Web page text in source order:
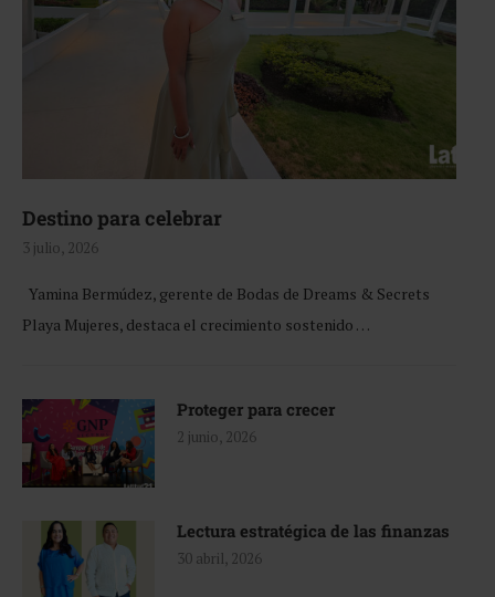
Destino para celebrar
3 julio, 2026
Yamina Bermúdez, gerente de Bodas de Dreams & Secrets
Playa Mujeres, destaca el crecimiento sostenido …
Proteger para crecer
2 junio, 2026
Lectura estratégica de las finanzas
30 abril, 2026